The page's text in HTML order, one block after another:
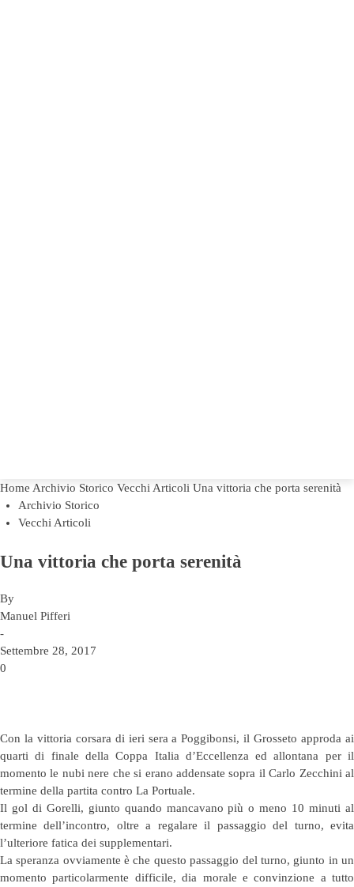
Home Archivio Storico Vecchi Articoli Una vittoria che porta serenità
Archivio Storico
Vecchi Articoli
Una vittoria che porta serenità
By
Manuel Pifferi
-
Settembre 28, 2017
0
Con la vittoria corsara di ieri sera a Poggibonsi, il Grosseto approda ai
quarti di finale della Coppa Italia d’Eccellenza ed allontana per il
momento le nubi nere che si erano addensate sopra il Carlo Zecchini al
termine della partita contro La Portuale.
Il gol di Gorelli, giunto quando mancavano più o meno 10 minuti al
termine dell’incontro, oltre a regalare il passaggio del turno, evita
l’ulteriore fatica dei supplementari.
La speranza ovviamente è che questo passaggio del turno, giunto in un
momento particolarmente difficile, dia morale e convinzione a tutto